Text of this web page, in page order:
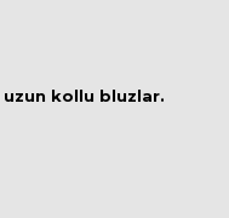
uzun kollu bluzlar.